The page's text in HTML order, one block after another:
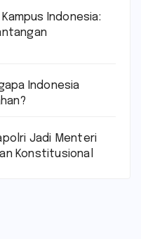
Indonesia:
Indonesia
Jadi Menteri
Konstitusional